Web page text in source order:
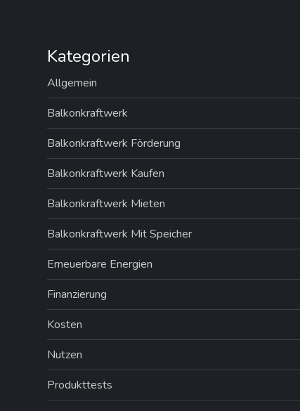
e
n
n
u
m
m
e
r
i
e
r
Kategorien
Allgemein
Balkonkraftwerk
Balkonkraftwerk Förderung
Balkonkraftwerk Kaufen
Balkonkraftwerk Mieten
Balkonkraftwerk Mit Speicher
Erneuerbare Energien
Finanzierung
Kosten
Nutzen
Produkttests